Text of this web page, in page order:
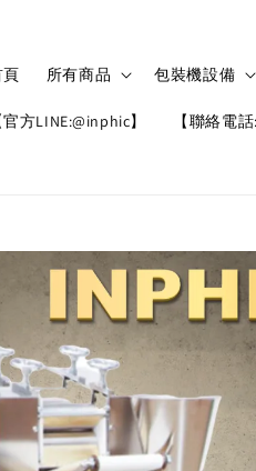
頁 所有商品 包裝機設備
官方LINE:@inphic】 【聯絡電